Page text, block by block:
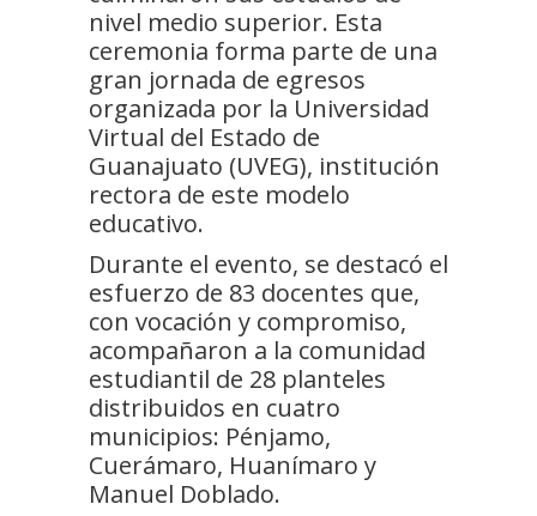
nivel medio superior. Esta
ceremonia forma parte de una
gran jornada de egresos
organizada por la Universidad
Virtual del Estado de
Guanajuato (UVEG), institución
rectora de este modelo
educativo.
Durante el evento, se destacó el
esfuerzo de 83 docentes que,
con vocación y compromiso,
acompañaron a la comunidad
estudiantil de 28 planteles
distribuidos en cuatro
municipios: Pénjamo,
Cuerámaro, Huanímaro y
Manuel Doblado.